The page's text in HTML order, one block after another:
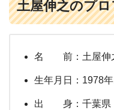
土屋伸之のプ
名 前：土屋伸之
生年月日：1978
出 身：千葉県